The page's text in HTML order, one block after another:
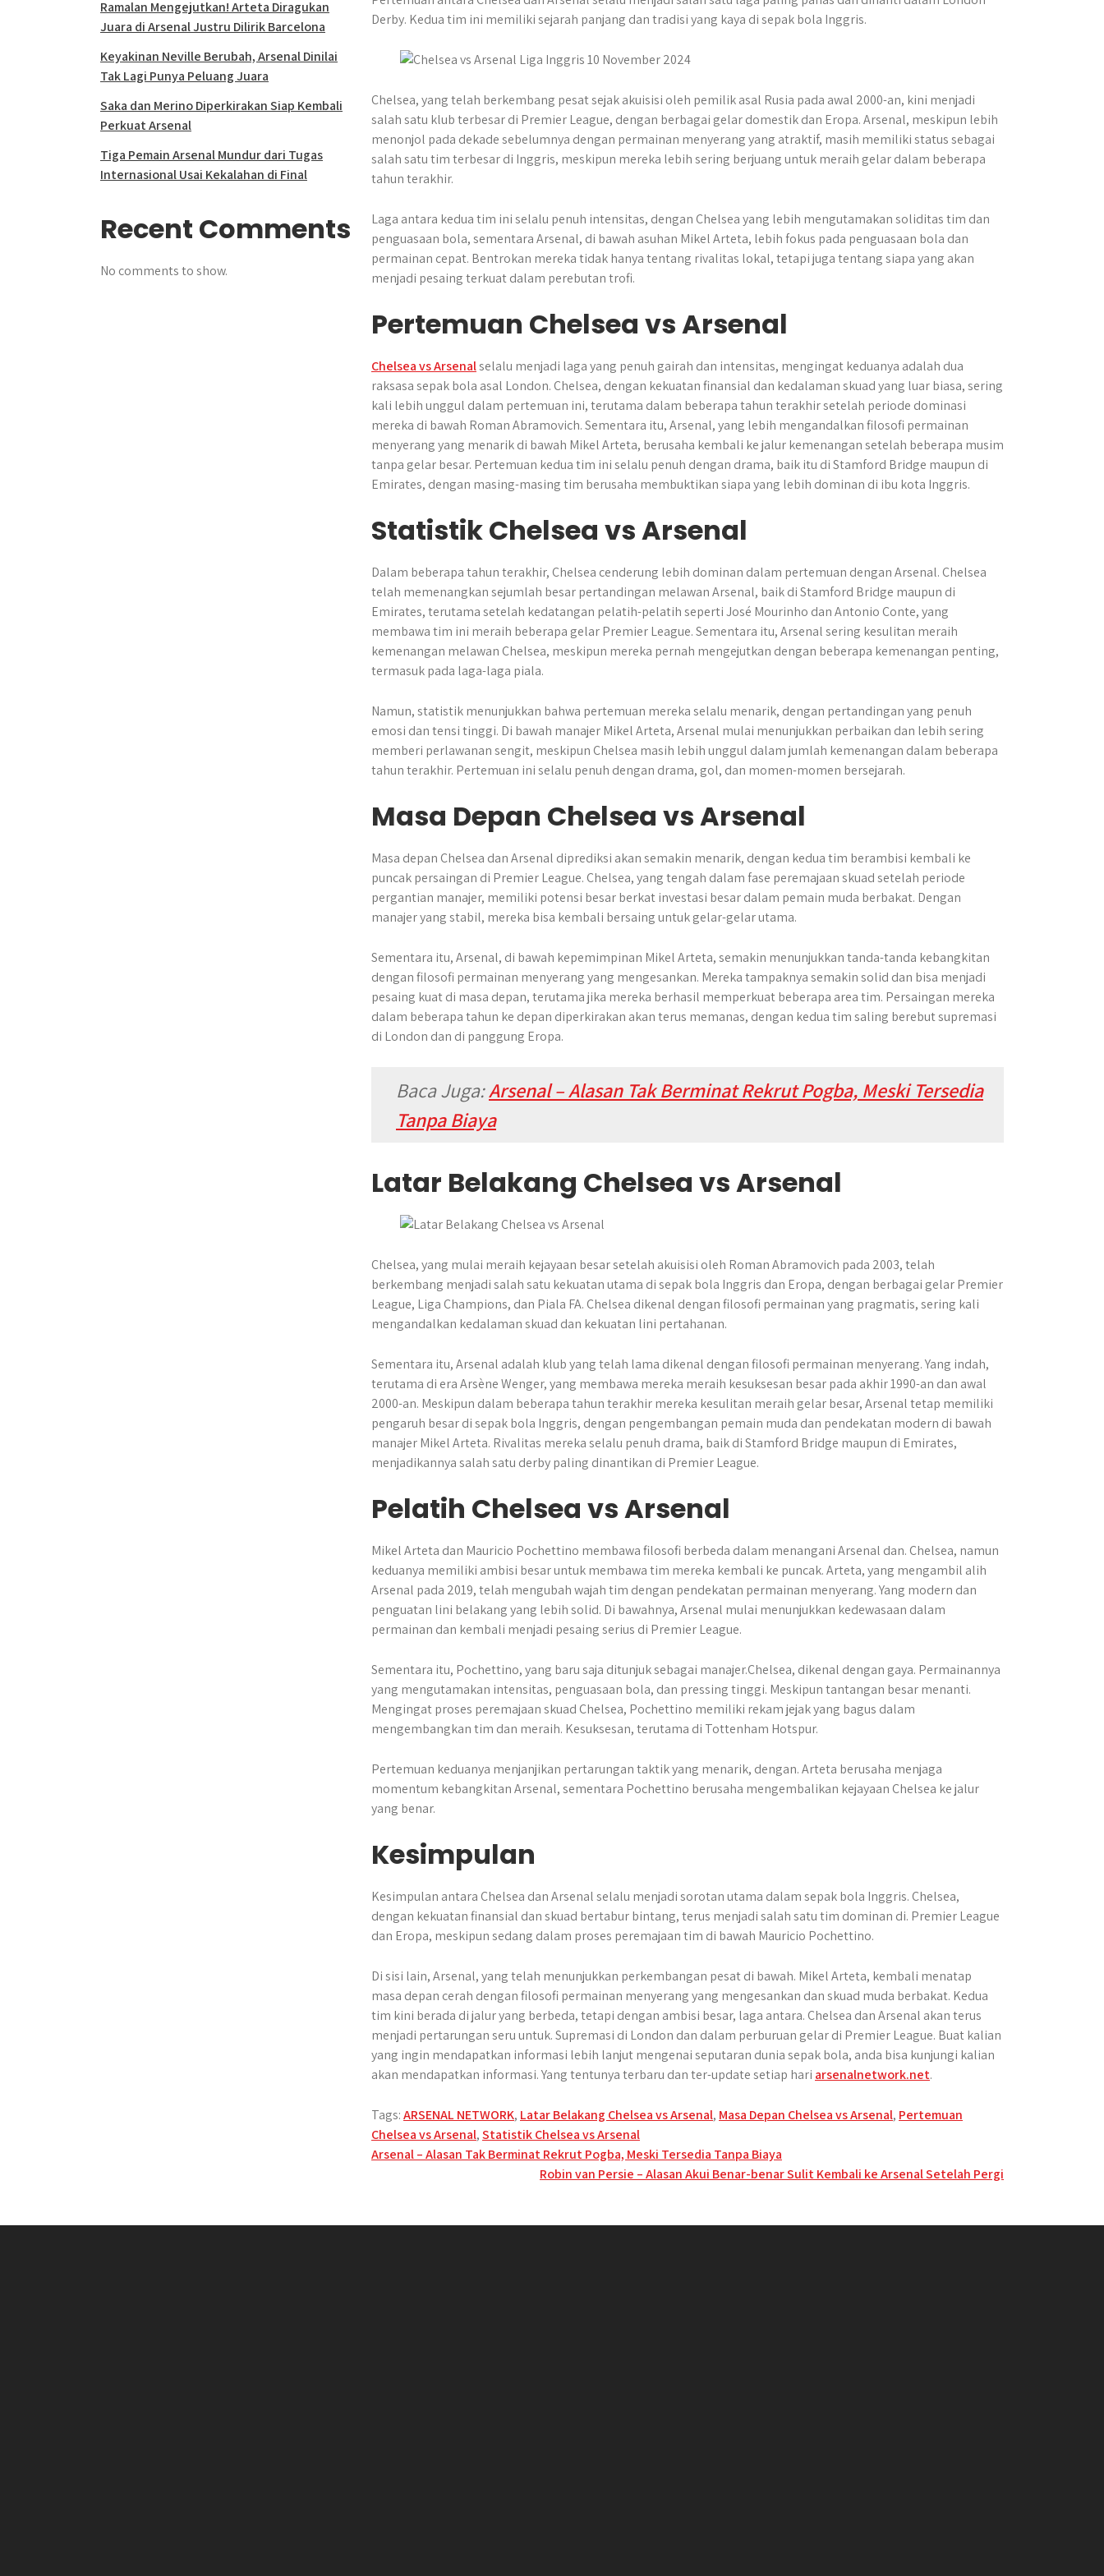
t
t
A
e
s
r
e
p
e
Derby. Kedua tim ini memiliki sejarah panjang dan tradisi yang kaya di sepak bola Inggris.
Chelsea, yang telah berkembang pesat sejak akuisisi oleh pemilik asal Rusia pada awal 2000-an, kini menjadi
salah satu klub terbesar di Premier League, dengan berbagai gelar domestik dan Eropa. Arsenal, meskipun lebih
menonjol pada dekade sebelumnya dengan permainan menyerang yang atraktif, masih memiliki status sebagai
salah satu tim terbesar di Inggris, meskipun mereka lebih sering berjuang untuk meraih gelar dalam beberapa
tahun terakhir.
Laga antara kedua tim ini selalu penuh intensitas, dengan Chelsea yang lebih mengutamakan soliditas tim dan
penguasaan bola, sementara Arsenal, di bawah asuhan Mikel Arteta, lebih fokus pada penguasaan bola dan
permainan cepat. Bentrokan mereka tidak hanya tentang rivalitas lokal, tetapi juga tentang siapa yang akan
menjadi pesaing terkuat dalam perebutan trofi.
Pertemuan Chelsea vs Arsenal
Chelsea vs Arsenalselalu menjadi laga yang penuh gairah dan intensitas, mengingat keduanya adalah dua
raksasa sepak bola asal London. Chelsea, dengan kekuatan finansial dan kedalaman skuad yang luar biasa, sering
kali lebih unggul dalam pertemuan ini, terutama dalam beberapa tahun terakhir setelah periode dominasi
mereka di bawah Roman Abramovich. Sementara itu, Arsenal, yang lebih mengandalkan filosofi permainan
menyerang yang menarik di bawah Mikel Arteta, berusaha kembali ke jalur kemenangan setelah beberapa musim
tanpa gelar besar. Pertemuan kedua tim ini selalu penuh dengan drama, baik itu di Stamford Bridge maupun di
Emirates, dengan masing-masing tim berusaha membuktikan siapa yang lebih dominan di ibu kota Inggris.
Statistik Chelsea vs Arsenal
Dalam beberapa tahun terakhir, Chelsea cenderung lebih dominan dalam pertemuan dengan Arsenal. Chelsea
telah memenangkan sejumlah besar pertandingan melawan Arsenal, baik di Stamford Bridge maupun di
Emirates, terutama setelah kedatangan pelatih-pelatih seperti José Mourinho dan Antonio Conte, yang
membawa tim ini meraih beberapa gelar Premier League. Sementara itu, Arsenal sering kesulitan meraih
kemenangan melawan Chelsea, meskipun mereka pernah mengejutkan dengan beberapa kemenangan penting,
termasuk pada laga-laga piala.
Namun, statistik menunjukkan bahwa pertemuan mereka selalu menarik, dengan pertandingan yang penuh
emosi dan tensi tinggi. Di bawah manajer Mikel Arteta, Arsenal mulai menunjukkan perbaikan dan lebih sering
memberi perlawanan sengit, meskipun Chelsea masih lebih unggul dalam jumlah kemenangan dalam beberapa
tahun terakhir. Pertemuan ini selalu penuh dengan drama, gol, dan momen-momen bersejarah.
Masa Depan Chelsea vs Arsenal
Masa depan Chelsea dan Arsenal diprediksi akan semakin menarik, dengan kedua tim berambisi kembali ke
puncak persaingan di Premier League. Chelsea, yang tengah dalam fase peremajaan skuad setelah periode
pergantian manajer, memiliki potensi besar berkat investasi besar dalam pemain muda berbakat. Dengan
manajer yang stabil, mereka bisa kembali bersaing untuk gelar-gelar utama.
Sementara itu, Arsenal, di bawah kepemimpinan Mikel Arteta, semakin menunjukkan tanda-tanda kebangkitan
dengan filosofi permainan menyerang yang mengesankan. Mereka tampaknya semakin solid dan bisa menjadi
pesaing kuat di masa depan, terutama jika mereka berhasil memperkuat beberapa area tim. Persaingan mereka
dalam beberapa tahun ke depan diperkirakan akan terus memanas, dengan kedua tim saling berebut supremasi
di London dan di panggung Eropa.
Baca Juga:Arsenal – Alasan Tak Berminat Rekrut Pogba, Meski Tersedia
Tanpa Biaya
Latar Belakang Chelsea vs Arsenal
Chelsea, yang mulai meraih kejayaan besar setelah akuisisi oleh Roman Abramovich pada 2003, telah
berkembang menjadi salah satu kekuatan utama di sepak bola Inggris dan Eropa, dengan berbagai gelar Premier
League, Liga Champions, dan Piala FA. Chelsea dikenal dengan filosofi permainan yang pragmatis, sering kali
mengandalkan kedalaman skuad dan kekuatan lini pertahanan.
Sementara itu, Arsenal adalah klub yang telah lama dikenal dengan filosofi permainan menyerang. Yang indah,
terutama di era Arsène Wenger, yang membawa mereka meraih kesuksesan besar pada akhir 1990-an dan awal
2000-an. Meskipun dalam beberapa tahun terakhir mereka kesulitan meraih gelar besar, Arsenal tetap memiliki
pengaruh besar di sepak bola Inggris, dengan pengembangan pemain muda dan pendekatan modern di bawah
manajer Mikel Arteta. Rivalitas mereka selalu penuh drama, baik di Stamford Bridge maupun di Emirates,
menjadikannya salah satu derby paling dinantikan di Premier League.
Pelatih Chelsea vs Arsenal
Mikel Arteta dan Mauricio Pochettino membawa filosofi berbeda dalam menangani Arsenal dan. Chelsea, namun
keduanya memiliki ambisi besar untuk membawa tim mereka kembali ke puncak. Arteta, yang mengambil alih
Arsenal pada 2019, telah mengubah wajah tim dengan pendekatan permainan menyerang. Yang modern dan
penguatan lini belakang yang lebih solid. Di bawahnya, Arsenal mulai menunjukkan kedewasaan dalam
permainan dan kembali menjadi pesaing serius di Premier League.
Sementara itu, Pochettino, yang baru saja ditunjuk sebagai manajer.Chelsea, dikenal dengan gaya. Permainannya
yang mengutamakan intensitas, penguasaan bola, dan pressing tinggi. Meskipun tantangan besar menanti.
Mengingat proses peremajaan skuad Chelsea, Pochettino memiliki rekam jejak yang bagus dalam
mengembangkan tim dan meraih. Kesuksesan, terutama di Tottenham Hotspur.
Pertemuan keduanya menjanjikan pertarungan taktik yang menarik, dengan. Arteta berusaha menjaga
momentum kebangkitan Arsenal, sementara Pochettino berusaha mengembalikan kejayaan Chelsea ke jalur
yang benar.
Kesimpulan
Kesimpulan antara Chelsea dan Arsenal selalu menjadi sorotan utama dalam sepak bola Inggris. Chelsea,
dengan kekuatan finansial dan skuad bertabur bintang, terus menjadi salah satu tim dominan di. Premier League
dan Eropa, meskipun sedang dalam proses peremajaan tim di bawah Mauricio Pochettino.
Di sisi lain, Arsenal, yang telah menunjukkan perkembangan pesat di bawah. Mikel Arteta, kembali menatap
masa depan cerah dengan filosofi permainan menyerang yang mengesankan dan skuad muda berbakat. Kedua
tim kini berada di jalur yang berbeda, tetapi dengan ambisi besar, laga antara. Chelsea dan Arsenal akan terus
menjadi pertarungan seru untuk. Supremasi di London dan dalam perburuan gelar di Premier League. Buat kalian
yang ingin mendapatkan informasi lebih lanjut mengenai seputaran dunia sepak bola, anda bisa kunjungi kalian
akan mendapatkan informasi. Yang tentunya terbaru dan ter-update setiap hari arsenalnetwork.net.
Tags:ARSENAL NETWORK, Latar Belakang Chelsea vs Arsenal, Masa Depan Chelsea vs Arsenal, Pertemuan
Chelsea vs Arsenal,Statistik Chelsea vs Arsenal
Post
Arsenal – Alasan Tak Berminat Rekrut Pogba, Meski Tersedia Tanpa Biaya
Robin van Persie – Alasan Akui Benar-benar Sulit Kembali ke Arsenal Setelah Pergi
Ramalan Mengejutkan! Arteta Diragukan
Juara di Arsenal Justru Dilirik Barcelona
Keyakinan Neville Berubah, Arsenal Dinilai
Tak Lagi Punya Peluang Juara
Saka dan Merino Diperkirakan Siap Kembali
Perkuat Arsenal
Tiga Pemain Arsenal Mundur dari Tugas
Internasional Usai Kekalahan di Final
Recent Comments
No comments to show.